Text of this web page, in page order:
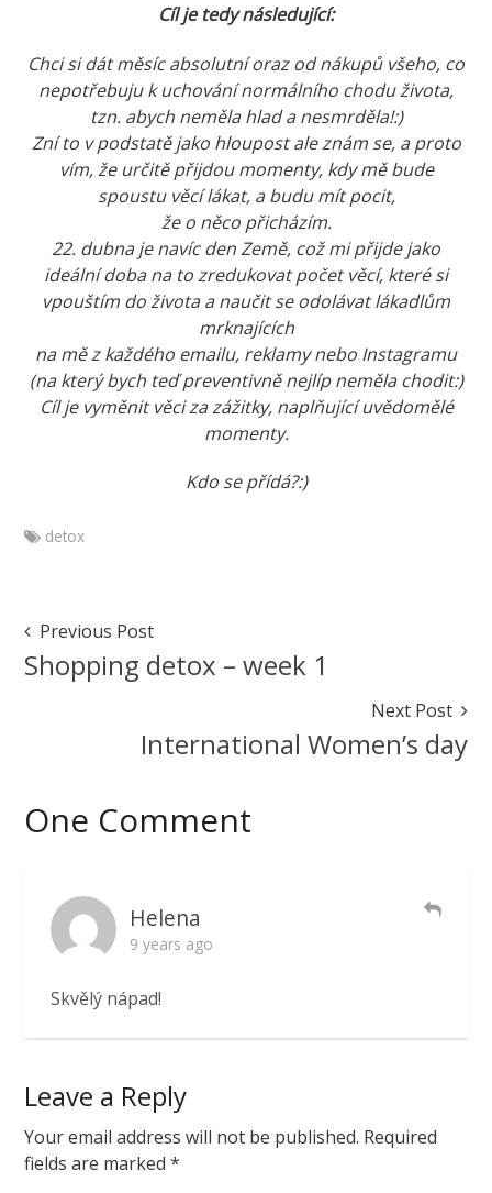
Cíl je tedy následující:
Chci si dát měsíc absolutní oraz od nákupů všeho, co
nepotřebuju k uchování normálního chodu života,
tzn. abych neměla hlad a nesmrděla!:)
Zní to v podstatě jako hloupost ale znám se, a proto
vím, že určitě přijdou momenty, kdy mě bude
spoustu věcí lákat, a budu mít pocit,
že o něco přicházím.
22. dubna je navíc den Země, což mi přijde jako
ideální doba na to zredukovat počet věcí, které si
vpouštím do života a naučit se odolávat lákadlům
mrknajících
na mě z každého emailu, reklamy nebo Instagramu
(na který bych teď preventivně nejlíp neměla chodit:)
Cíl je vyměnit věci za zážitky, naplňující uvědomělé
momenty.
Kdo se přídá?:)
detox
29,
2017March
Post
Navigation
Previous Post
Shopping detox – week 1
Next Post
International Women’s day
One Comment
Helena
9 years ago
Skvělý nápad!
Leave a Reply
Your email address will not be published. Required
fields are marked*